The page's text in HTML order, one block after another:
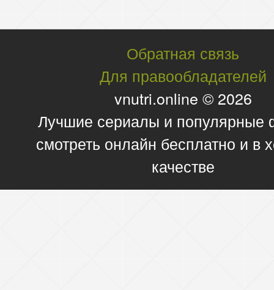
Обратная связь
Для правообладателей
vnutri.online © 2026
Лучшие сериалы и
смотреть онлайн бесплатно и в
качестве